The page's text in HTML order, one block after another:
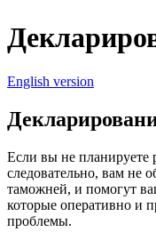
English version
Если вы не планируете
следовательно, вам не
таможней, и помогут
которые оперативно и
проблемы.